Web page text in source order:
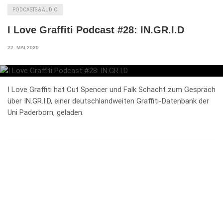
PODCASTS & AUDIO
I Love Graffiti Podcast #28: IN.GR.I.D
22. MAI 2020
I Love Graffiti hat Cut Spencer und Falk Schacht zum Gespräch
über IN.GR.I.D, einer deutschlandweiten Graffiti-Datenbank der
Uni Paderborn, geladen.